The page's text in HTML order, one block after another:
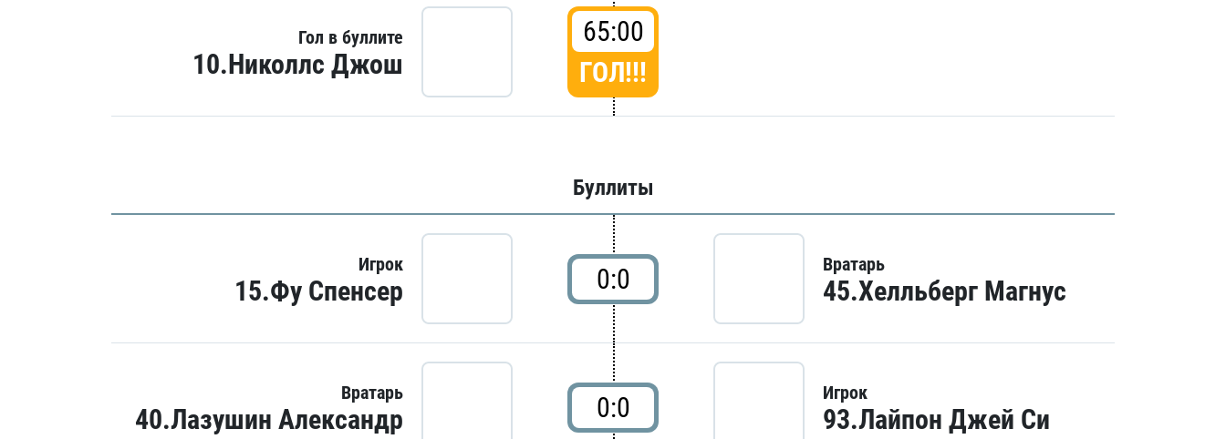
Гол в буллите
10.Николлс Джош
65:00
ГОЛ!!!
Буллиты
Игрок
15.Фу Спенсер 0:0 Вратарь
45.Хелльберг Магнус
Вратарь
40.Лазушин Александр 0:0 Игрок
93.Лайпон Джей Си